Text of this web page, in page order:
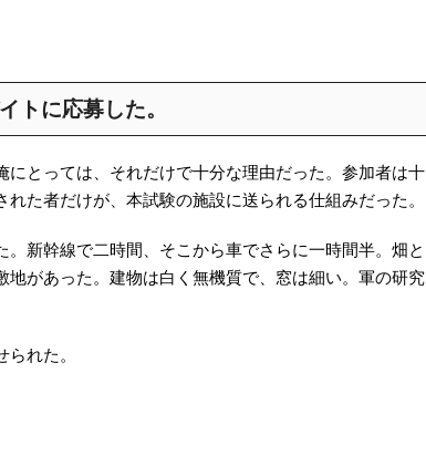
トに応募した。
とっては、それだけで十分な理由だった。参加者は十
た者だけが、本試験の施設に送られる仕組みだった。
新幹線で二時間、そこから車でさらに一時間半。畑と
があった。建物は白く無機質で、窓は細い。軍の研究
れた。